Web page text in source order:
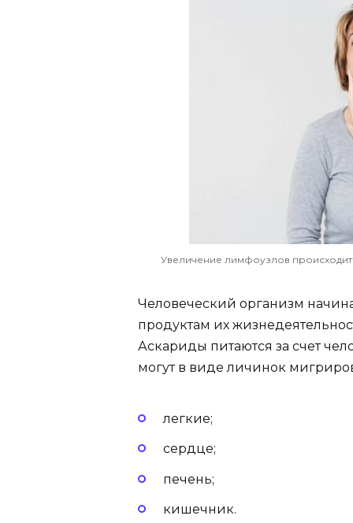
Увеличение лимфоузлов
Человеческий организм
продуктам их
Аскариды питаются за счет
могут в виде личинок
легкие;
сердце;
печень;
кишечник.